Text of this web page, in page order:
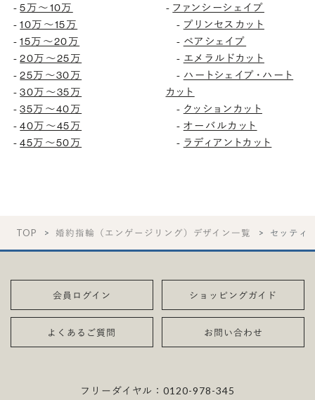
-5万〜10万
-10万〜15万
-15万〜20万
-20万〜25万
-25万〜30万
-30万〜35万
-35万〜40万
-40万〜45万
-45万〜50万
- ファンシーシェイプ
- プリンセスカット
- ペアシェイプ
- エメラルドカット
- ハートシェイプ・ハート
カット
- クッションカット
- オーバルカット
- ラディアントカット
TOP 婚約指輪（エンゲージリング）デザイン一覧 セッティ
会員ログイン ショッピングガイド
よくあるご質問 お問い合わせ
フリーダイヤル：0120-978-345